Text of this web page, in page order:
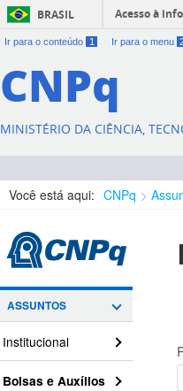
BRASIL Acesso à
Ir para o conteúdo 1 Ir para o menu
CNPq
MINISTÉRIO DA CIÊNCIA,
Você está aqui: CNPq
ASSUNTOS
Institucional
Bolsas e Auxílios